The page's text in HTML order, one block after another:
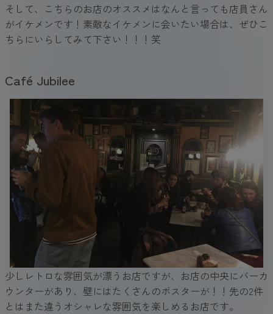
そして、こちらのお店のオススメはなんと言っても店員さん
がイケメンです！素敵なイケメンに会いたい場合は、ぜひこ
ちらにいらしてみて下さい！！！笑
Café Jubilee
少しレトロな雰囲気が漂うお店ですが、お店の中央にバーカ
ウンターがあり、壁にはたくさんのポスターが！！先の2件
とはまた違うオシャレな雰囲気を楽しめるお店です。